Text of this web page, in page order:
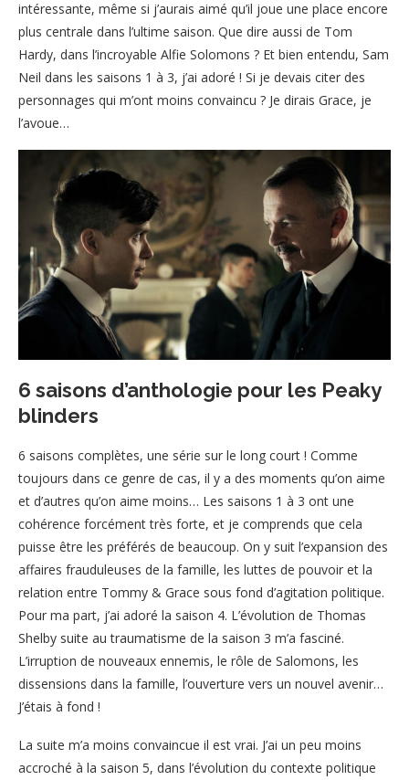
intéressante, même si j’aurais aimé qu’il joue une place encore
plus centrale dans l’ultime saison. Que dire aussi de Tom
Hardy, dans l’incroyable Alfie Solomons ? Et bien entendu, Sam
Neil dans les saisons 1 à 3, j’ai adoré ! Si je devais citer des
personnages qui m’ont moins convaincu ? Je dirais Grace, je
l’avoue…
6 saisons d’anthologie pour les Peaky
blinders
6 saisons complètes, une série sur le long court ! Comme
toujours dans ce genre de cas, il y a des moments qu’on aime
et d’autres qu’on aime moins… Les saisons 1 à 3 ont une
cohérence forcément très forte, et je comprends que cela
puisse être les préférés de beaucoup. On y suit l’expansion des
affaires frauduleuses de la famille, les luttes de pouvoir et la
relation entre Tommy & Grace sous fond d’agitation politique.
Pour ma part, j’ai adoré la saison 4. L’évolution de Thomas
Shelby suite au traumatisme de la saison 3 m’a fasciné.
L’irruption de nouveaux ennemis, le rôle de Salomons, les
dissensions dans la famille, l’ouverture vers un nouvel avenir…
J’étais à fond !
La suite m’a moins convaincue il est vrai. J’ai un peu moins
accroché à la saison 5, dans l’évolution du contexte politique